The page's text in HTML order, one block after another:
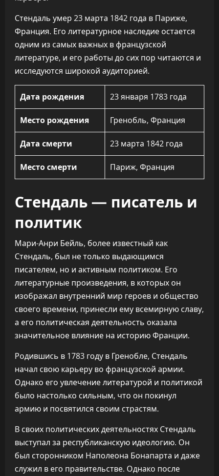
Стендаль умер 23 марта 1842 года в Париже,
Франция. Его литературное наследие остается
одним из самых важных в французской
литературе, и его работы до сих пор читаются и
исследуются широкой аудиторией.
Дата рождения 23 января 1783 года
Место рождения Гренобль, Франция
Дата смерти 23 марта 1842 года
Место смерти Париж, Франция
Стендаль — писатель и
политик
Мари-Анри Бейль, более известный как
Стендаль, был не только выдающимся
писателем, но и активным политиком. Его
литературные произведения, в которых он
изображал внутренний мир героев и общество
своего времени, принесли ему всемирную славу,
а его политическая деятельность оказала
значительное влияние на историю Франции.
Родившись в 1783 году в Гренобле, Стендаль
начал свою карьеру во французской армии.
Однако его увлечение литературой и политикой
было настолько сильным, что он покинул
армию и посвятился своим страстям.
В своих политических деятельностях Стендаль
выступал за республиканскую идеологию. Он
был сторонником Наполеона Бонапарта и даже
служил в его правительстве. Однако после